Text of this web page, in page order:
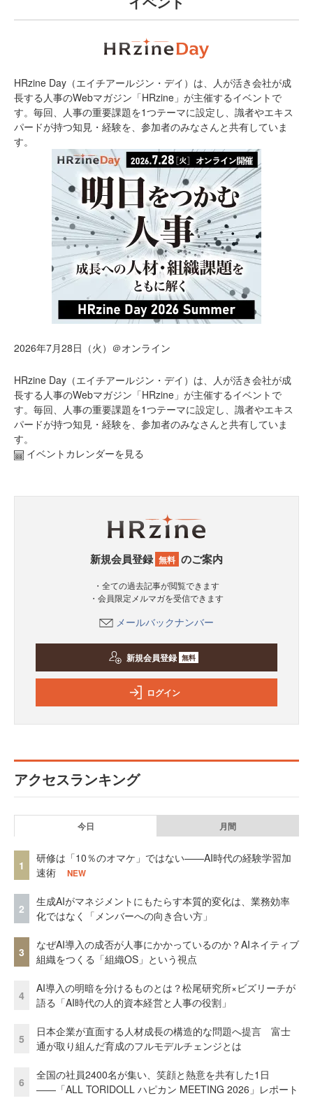
HRzine Day（エイチアールジン・デイ）は、人が活き会社が成
長する人事のWebマガジン「HRzine」が主催するイベントで
す。毎回、人事の重要課題を1つテーマに設定し、識者やエキス
パードが持つ知見・経験を、参加者のみなさんと共有していま
す。
2026年7月28日（火）＠オンライン
HRzine Day（エイチアールジン・デイ）は、人が活き会社が成
長する人事のWebマガジン「HRzine」が主催するイベントで
す。毎回、人事の重要課題を1つテーマに設定し、識者やエキス
パードが持つ知見・経験を、参加者のみなさんと共有していま
す。
イベントカレンダーを見る
新規会員登録 無料 のご案内
・全ての過去記事が閲覧できます
・会員限定メルマガを受信できます
メールバックナンバー
新規会員登録 無料
ログイン
アクセスランキング
今日 月間
1
研修は「10％のオマケ」ではない——AI時代の経験学習加
速術
NEW
2
生成AIがマネジメントにもたらす本質的変化は、業務効率
化ではなく「メンバーへの向き合い方」
3
なぜAI導入の成否が人事にかかっているのか？AIネイティブ
組織をつくる「組織OS」という視点
4
AI導入の明暗を分けるものとは？松尾研究所×ビズリーチが
語る「AI時代の人的資本経営と人事の役割」
5
日本企業が直面する人材成長の構造的な問題へ提言 富士
通が取り組んだ育成のフルモデルチェンジとは
6
全国の社員2400名が集い、笑顔と熱意を共有した1日
――「ALL TORIDOLL ハピカン MEETING 2026」レポート